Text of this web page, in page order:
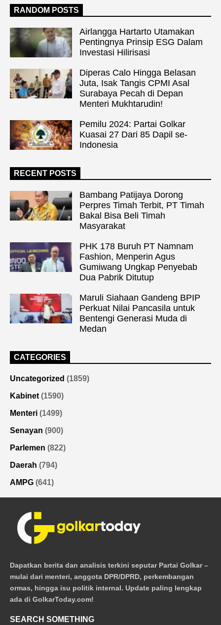
RANDOM POSTS
Airlangga Hartarto Utamakan
Pentingnya Prinsip ESG Dalam
Investasi Hilirisasi
Diperas Calo Hingga Belasan
Juta, Isak Tangis CPMI Asal
Surabaya Pecah di Depan
Menteri Mukhtarudin!
Pemilu 2024: Partai Golkar
Kuasai 27 Dari 85 Dapil se-
Indonesia
RECENT POSTS
Bambang Patijaya Dorong
Perpres Timah Terbit, PT Timah
Bakal Bisa Beli Timah
Masyarakat
PHK 178 Buruh PT Namnam
Fashion, Menperin Agus
Gumiwang Ungkap Penyebab
Dua Pabrik Ditutup
Maruli Siahaan Gandeng BPIP
Perkuat Nilai Pancasila untuk
Bentengi Generasi Muda di
Medan
CATEGORIES
Uncategorized (1859)
Kabinet (1590)
Menteri (1499)
Senayan (900)
Parlemen (822)
Daerah (794)
AMPG (641)
Dapatkan berita dan analisis terkini seputar Partai Golkar –
mulai dari menteri, anggota DPR/DPRD, perkembangan
ormas, hingga isu politik internal. Update paling lengkap
ada di GolkarToday.com!
SEARCH SOMETHING